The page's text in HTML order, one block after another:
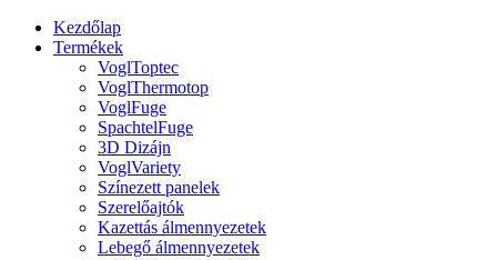
Kezdőlap
Termékek
VoglToptec
VoglThermotop
VoglFuge
SpachtelFuge
3D Dizájn
VoglVariety
Színezett panelek
Szerelőajtók
Kazettás álmennyezetek
Lebegő álmennyezetek